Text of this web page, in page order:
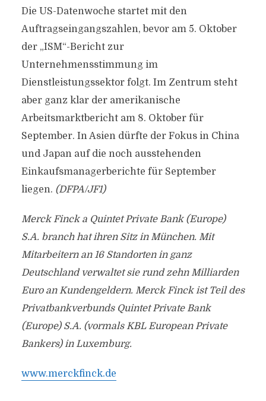
Die US-Datenwoche startet mit den
Auftragseingangszahlen, bevor am 5. Oktober
der „ISM“-Bericht zur
Unternehmensstimmung im
Dienstleistungssektor folgt. Im Zentrum steht
aber ganz klar der amerikanische
Arbeitsmarktbericht am 8. Oktober für
September. In Asien dürfte der Fokus in China
und Japan auf die noch ausstehenden
Einkaufsmanagerberichte für September
liegen. (DFPA/JF1)
Merck Finck a Quintet Private Bank (Europe)
S.A. branch hat ihren Sitz in München. Mit
Mitarbeitern an 16 Standorten in ganz
Deutschland verwaltet sie rund zehn Milliarden
Euro an Kundengeldern. Merck Finck ist Teil des
Privatbankverbunds Quintet Private Bank
(Europe) S.A. (vormals KBL European Private
Bankers) in Luxemburg.
www.merckfinck.de